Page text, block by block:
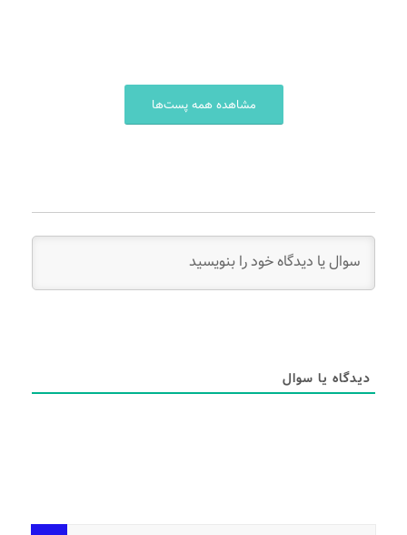
مشاهده همه پست‌ها
دیدگاه یا سوال